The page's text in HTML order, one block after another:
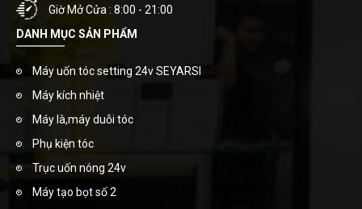
Giờ Mở Cửa : 8:00 - 21:00
DANH MỤC SẢN PHẨM
Máy uốn tóc setting 24v SEYARSI
Máy kích nhiệt
Máy là,máy duỗi tóc
Phụ kiện tóc
Trục uốn nóng 24v
Máy tạo bọt số 2